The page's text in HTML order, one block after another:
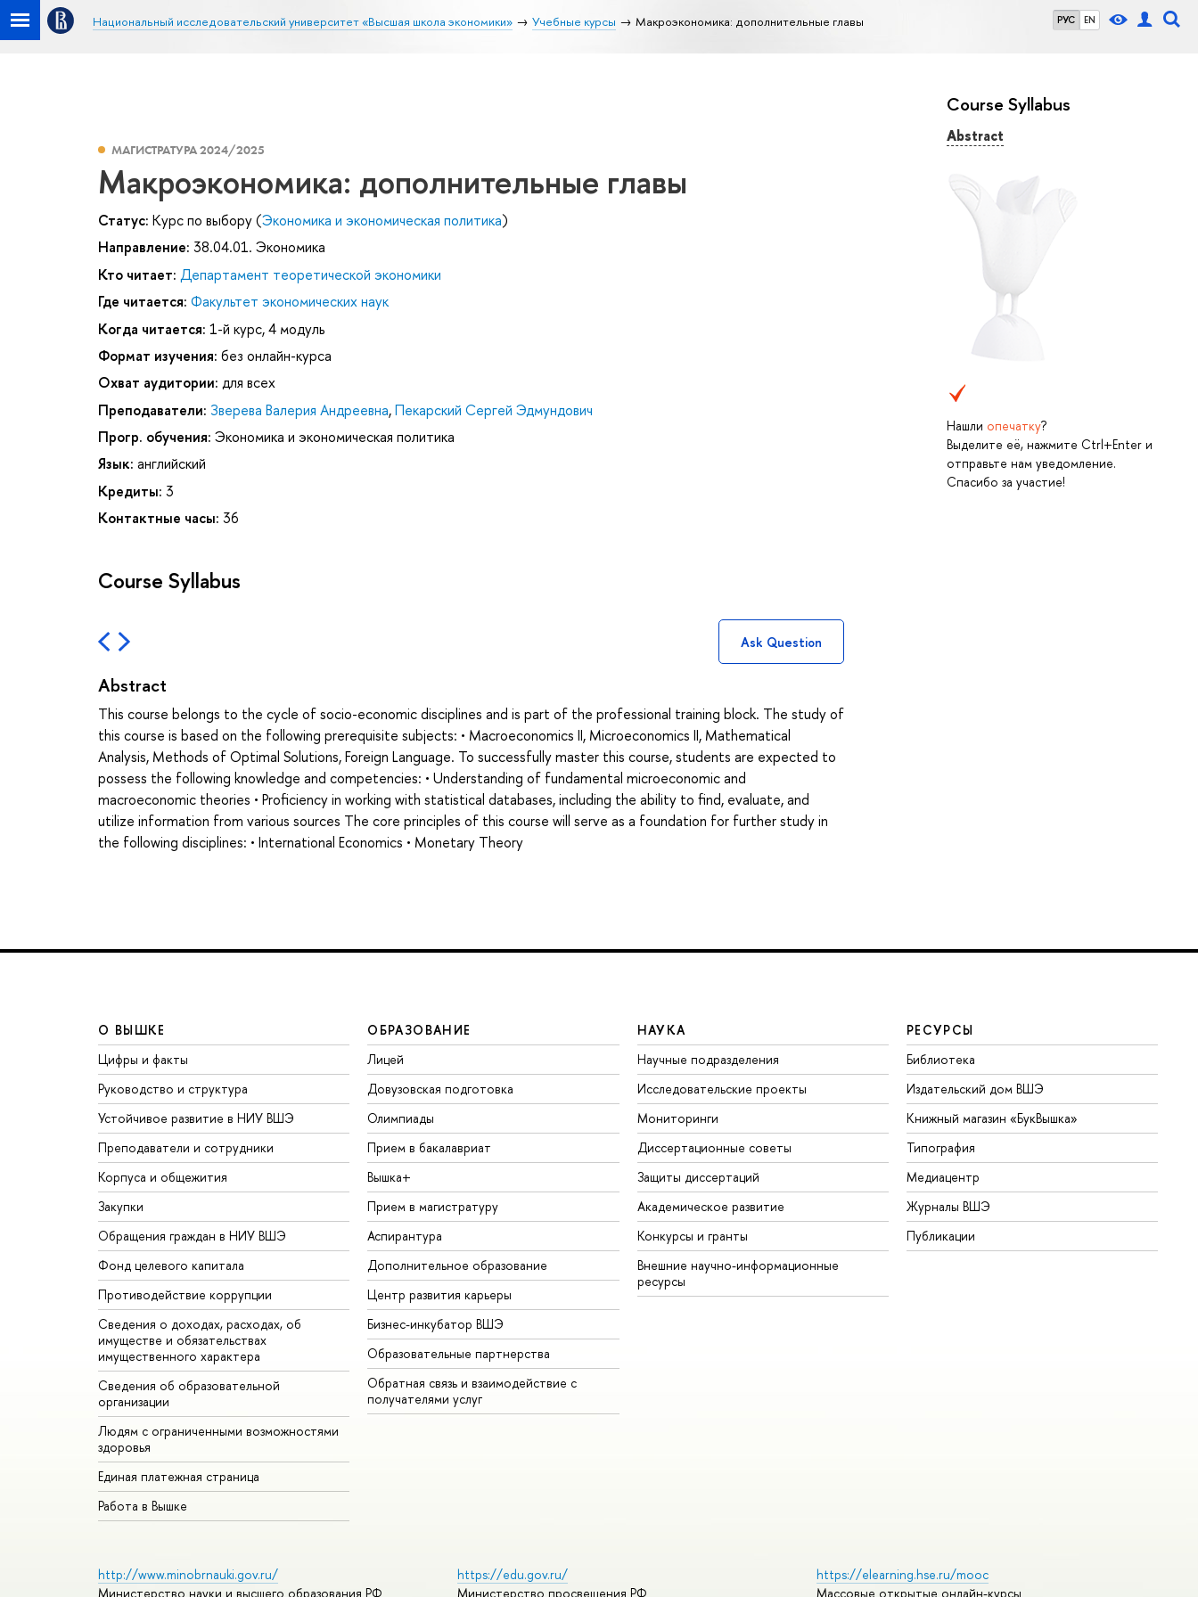
РУС EN
Национальный исследовательский университет «Высшая школа экономики» Учебные курсы Макроэкономика: дополнительные главы
Course Syllabus
Abstract
Нашли опечатку?
Выделите её, нажмите Ctrl+Enter и
отправьте нам уведомление.
Спасибо за участие!
МАГИСТРАТУРА 2024/2025
Макроэкономика: дополнительные главы
Статус: Курс по выбору (Экономика и экономическая политика)
Направление: 38.04.01. Экономика
Кто читает: Департамент теоретической экономики
Где читается: Факультет экономических наук
Когда читается: 1-й курс, 4 модуль
Формат изучения: без онлайн-курса
Охват аудитории: для всех
Преподаватели: Зверева Валерия Андреевна,Пекарский Сергей Эдмундович
Прогр. обучения: Экономика и экономическая политика
Язык: английский
Кредиты: 3
Контактные часы: 36
Course Syllabus
Ask Question
Abstract
This course belongs to the cycle of socio-economic disciplines and is part of the professional training block. The study of
this course is based on the following prerequisite subjects: • Macroeconomics II, Microeconomics II, Mathematical
Analysis, Methods of Optimal Solutions, Foreign Language. To successfully master this course, students are expected to
possess the following knowledge and competencies: • Understanding of fundamental microeconomic and
macroeconomic theories • Proficiency in working with statistical databases, including the ability to find, evaluate, and
utilize information from various sources The core principles of this course will serve as a foundation for further study in
the following disciplines: • International Economics • Monetary Theory
О ВЫШКЕ
Цифры и факты
Руководство и структура
Устойчивое развитие в НИУ ВШЭ
Преподаватели и сотрудники
Корпуса и общежития
Закупки
Обращения граждан в НИУ ВШЭ
Фонд целевого капитала
Противодействие коррупции
Сведения о доходах, расходах, об
имуществе и обязательствах
имущественного характера
Сведения об образовательной
организации
Людям с ограниченными возможностями
здоровья
Единая платежная страница
Работа в Вышке
ОБРАЗОВАНИЕ
Лицей
Довузовская подготовка
Олимпиады
Прием в бакалавриат
Вышка+
Прием в магистратуру
Аспирантура
Дополнительное образование
Центр развития карьеры
Бизнес-инкубатор ВШЭ
Образовательные партнерства
Обратная связь и взаимодействие с
получателями услуг
НАУКА
Научные подразделения
Исследовательские проекты
Мониторинги
Диссертационные советы
Защиты диссертаций
Академическое развитие
Конкурсы и гранты
Внешние научно-информационные
ресурсы
РЕСУРСЫ
Библиотека
Издательский дом ВШЭ
Книжный магазин «БукВышка»
Типография
Медиацентр
Журналы ВШЭ
Публикации
http://www.minobrnauki.gov.ru/
Министерство науки и высшего образования РФ
https://edu.gov.ru/
Министерство просвещения РФ
https://elearning.hse.ru/mooc
Массовые открытые онлайн-курсы